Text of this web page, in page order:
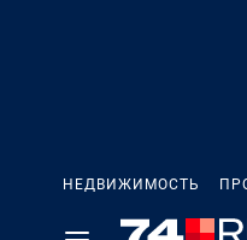
НЕДВИЖИМОСТЬ